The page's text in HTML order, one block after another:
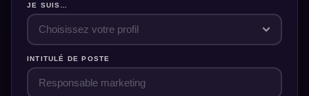
JE SUIS…
INTITULÉ DE POSTE